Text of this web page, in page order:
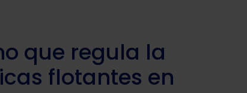
que regula la
flotantes en